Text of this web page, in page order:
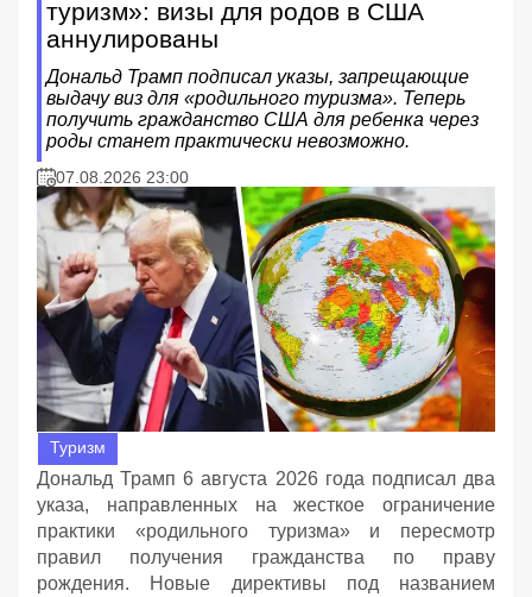
туризм»: визы для родов в США
аннулированы
Дональд Трамп подписал указы, запрещающие
выдачу виз для «родильного туризма». Теперь
получить гражданство США для ребенка через
роды станет практически невозможно.
07.08.2026 23:00
Туризм
Дональд Трамп 6 августа 2026 года подписал два
указа, направленных на жесткое ограничение
практики «родильного туризма» и пересмотр
правил получения гражданства по праву
рождения. Новые директивы под названием